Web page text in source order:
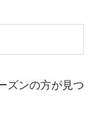
ズンの方が見つ